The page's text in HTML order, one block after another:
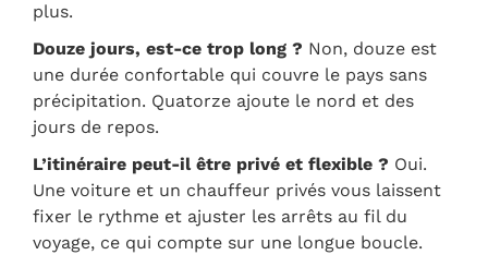
plus.
Douze jours, est-ce trop long ? Non, douze est
une durée confortable qui couvre le pays sans
précipitation. Quatorze ajoute le nord et des
jours de repos.
L’itinéraire peut-il être privé et flexible ? Oui.
Une voiture et un chauffeur privés vous laissent
fixer le rythme et ajuster les arrêts au fil du
voyage, ce qui compte sur une longue boucle.